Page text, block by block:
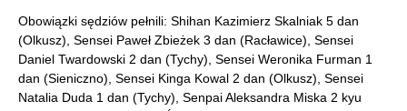
Obowiązki sędziów pełnili: Shihan Kazimierz Skalniak 5 dan
(Olkusz), Sensei Paweł Zbieżek 3 dan (Racławice), Sensei
Daniel Twardowski 2 dan (Tychy), Sensei Weronika Furman 1
dan (Sieniczno), Sensei Kinga Kowal 2 dan (Olkusz), Sensei
Natalia Duda 1 dan (Tychy), Senpai Aleksandra Miska 2 kyu